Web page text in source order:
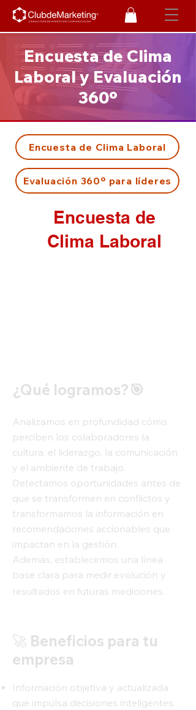
Encuesta de Clima
Laboral y Evaluación
360º
Encuesta de Clima Laboral
Encuesta de
Clima Laboral
Evaluación 360º para líderes
¿Qué logramos?🎯
Analizamos en profundidad cómo
perciben los colaboradores la
cultura, el liderazgo, la comunicación
y el ambiente de trabajo.
Detectamos oportunidades antes de
que se transformen en conflictos y
transformamos la información en
recomendaciones accionables que
impactan en la gestión.
Además, establecemos una línea
base clara para medir evolución y
resultados en futuras mediciones.
🚀 Beneficios para tu
empresa
Información objetiva y actualizada
que impulsa decisiones inteligentes.